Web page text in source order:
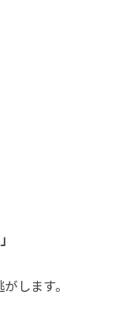
します。